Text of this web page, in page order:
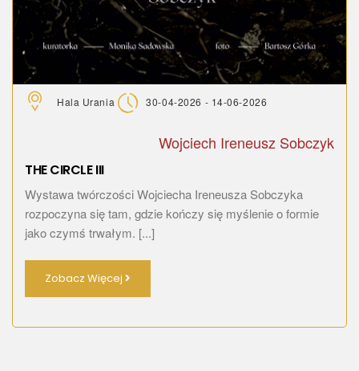
Hala Urania 30-04-2026 - 14-06-2026
Wojciech Ireneusz Sobczyk
THE CIRCLE III
Wystawa twórczości Wojciecha Ireneusza Sobczyka
rozpoczyna się tam, gdzie kończy się myślenie o formie
jako czymś trwałym. [...]
Zobacz Więcej